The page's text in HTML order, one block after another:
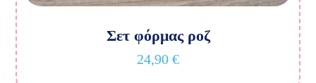
Σετ φόρμας ροζ
24,90 €